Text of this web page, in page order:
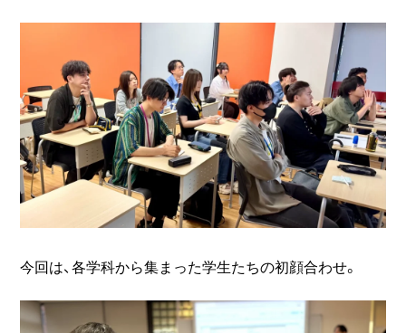
今回は、各学科から集まった学生たちの初顔合わせ。